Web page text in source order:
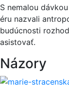
S nemalou
éru nazvali
budúcnosti
asistovať.
Názory